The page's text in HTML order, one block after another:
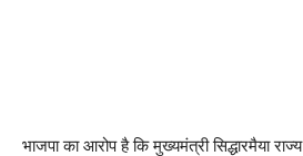
भाजपा का आरोप है कि मुख्यमंत्री सिद्धारमैया